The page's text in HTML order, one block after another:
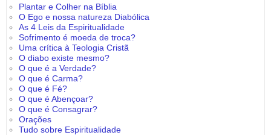
Plantar e Colher na Bíblia
O Ego e nossa natureza Diabólica
As 4 Leis da Espiritualidade
Sofrimento é moeda de troca?
Uma crítica à Teologia Cristã
O diabo existe mesmo?
O que é a Verdade?
O que é Carma?
O que é Fé?
O que é Abençoar?
O que é Consagrar?
Orações
Tudo sobre Espiritualidade